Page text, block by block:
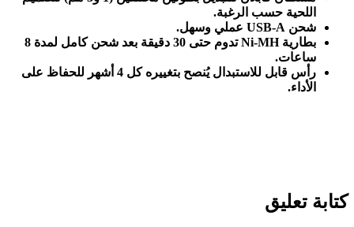
اللحية حسب الرغبة.
شحن
عملي وسهل.
بطارية Ni-MH
تدوم حتى 30 دقيقة بعد شحن كامل لمدة 8
ساعات.
رأس قابل للاستبدال يُنصح بتغييره كل 4 أشهر للحفاظ على
الأداء.
كتابة تعليق